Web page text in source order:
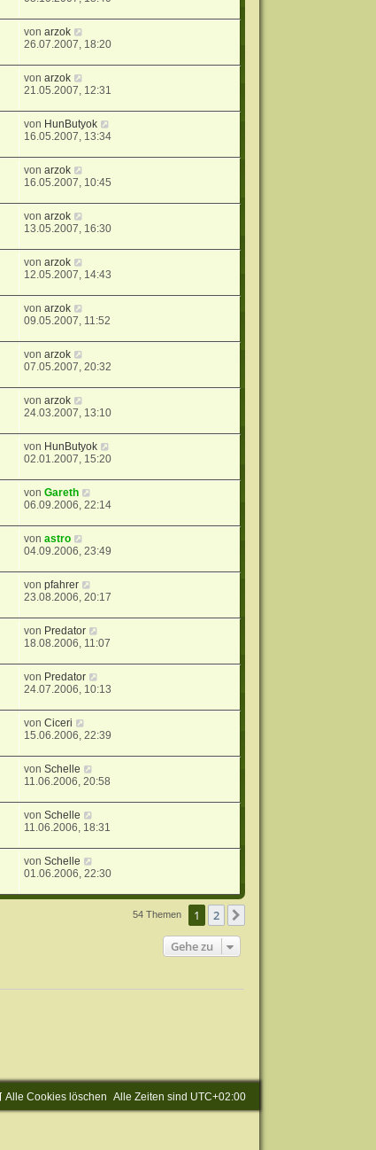
vonarzok
26.07.2007, 18:20
vonarzok
21.05.2007, 12:31
von HunButyok
16.05.2007, 13:34
vonarzok
16.05.2007, 10:45
vonarzok
13.05.2007, 16:30
vonarzok
12.05.2007, 14:43
vonarzok
09.05.2007, 11:52
vonarzok
07.05.2007, 20:32
vonarzok
24.03.2007, 13:10
von HunButyok
02.01.2007, 15:20
vonGareth
06.09.2006, 22:14
vonastro
04.09.2006, 23:49
vonpfahrer
23.08.2006, 20:17
von Predator
18.08.2006, 11:07
von Predator
24.07.2006, 10:13
vonCiceri
15.06.2006, 22:39
vonSchelle
11.06.2006, 20:58
vonSchelle
11.06.2006, 18:31
vonSchelle
01.06.2006, 22:30
54 Themen 1 2
Gehe zu
Alle Zeiten sind UTC+02:00
Alle Cookies löschen